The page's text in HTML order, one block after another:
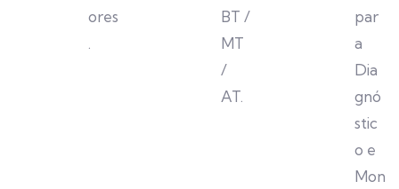
ores
.
BT /
MT
/
AT.
par
a
Dia
gnó
stic
o e
Mon